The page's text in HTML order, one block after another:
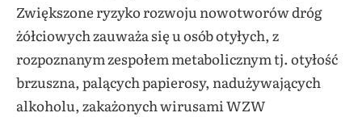
Zwiększone ryzyko rozwoju nowotworów dróg
żółciowych zauważa się u osób otyłych, z
rozpoznanym zespołem metabolicznym tj. otyłość
brzuszna, palących papierosy, nadużywających
alkoholu, zakażonych wirusami WZW